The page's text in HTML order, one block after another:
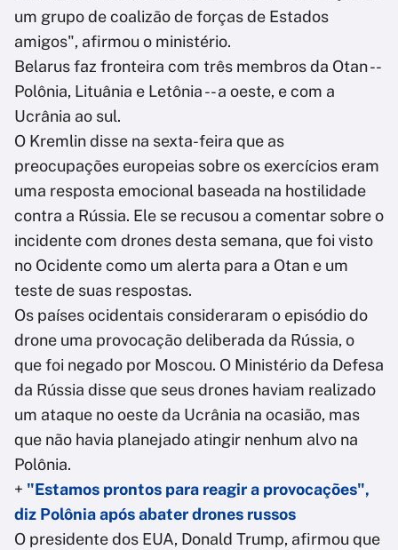
um grupo de coalizão de forças de Estados
amigos", afirmou o ministério.
Belarus faz fronteira com três membros da Otan --
Polônia, Lituânia e Letônia -- a oeste, e com a
Ucrânia ao sul.
O Kremlin disse na sexta-feira que as
preocupações europeias sobre os exercícios eram
uma resposta emocional baseada na hostilidade
contra a Rússia. Ele se recusou a comentar sobre o
incidente com drones desta semana, que foi visto
no Ocidente como um alerta para a Otan e um
teste de suas respostas.
Os países ocidentais consideraram o episódio do
drone uma provocação deliberada da Rússia, o
que foi negado por Moscou. O Ministério da Defesa
da Rússia disse que seus drones haviam realizado
um ataque no oeste da Ucrânia na ocasião, mas
que não havia planejado atingir nenhum alvo na
Polônia.
+ "Estamos prontos para reagir a provocações",
diz Polônia após abater drones russos
O presidente dos EUA, Donald Trump, afirmou que